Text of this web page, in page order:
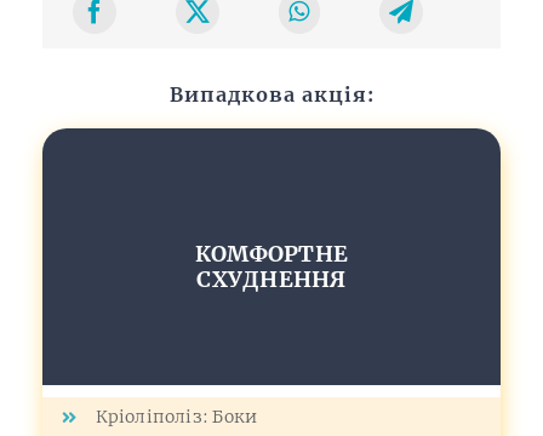
Випадкова акція:
КОМФОРТНЕ
СХУДНЕННЯ
Кріоліполіз: Боки